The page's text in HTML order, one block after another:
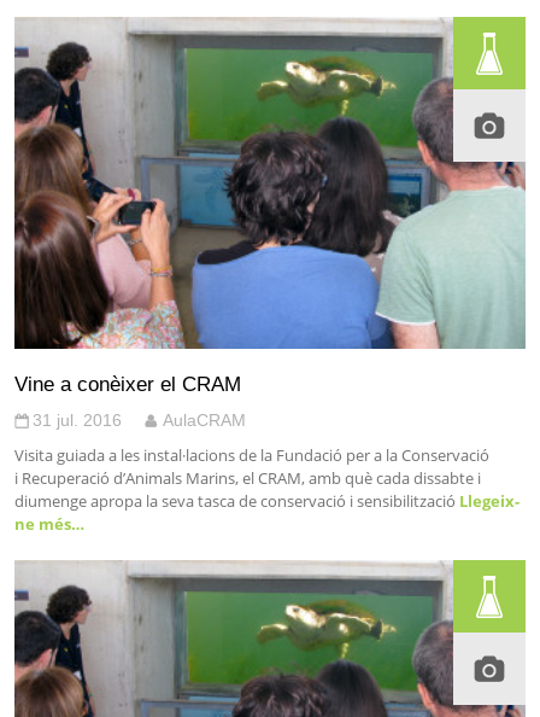
Vine a conèixer el CRAM
31 jul. 2016 AulaCRAM
Visita guiada a les instal·lacions de la Fundació per a la Conservació
i Recuperació d’Animals Marins, el CRAM, amb què cada dissabte i
diumenge apropa la seva tasca de conservació i sensibilització Llegeix-
ne més…